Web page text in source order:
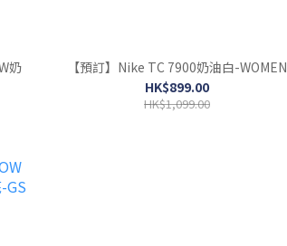
【預訂】Nike TC 7900奶油白-WOMEN
HK$899.00
HK$1,099.00